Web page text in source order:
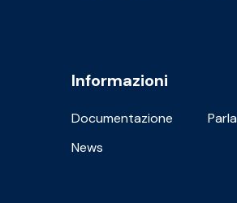
Informazioni
Documentazione
News